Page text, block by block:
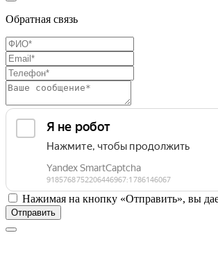
Обратная связь
Нажимая на кнопку «Отправить», вы
Отправить